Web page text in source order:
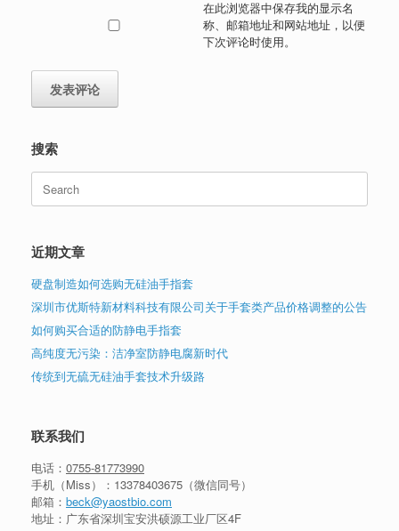
在此浏览器中保存我的显示名
称、邮箱地址和网站地址，以便
下次评论时使用。
搜索
Search
for:
近期文章
硬盘制造如何选购无硅油手指套
深圳市优斯特新材料科技有限公司关于手套类产品价格调整的公告
如何购买合适的防静电手指套
高纯度无污染：洁净室防静电腐新时代
传统到无硫无硅油手套技术升级路
联系我们
电话： 0755-81773990
手机（Miss）： 13378403675 （微信同号）
邮箱： beck@yaostbio.com
地址：广东省深圳宝安洪硕源工业厂区4F